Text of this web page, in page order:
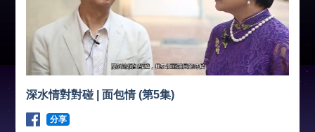
深水情對對碰 | 面包情 (第5集)
分享